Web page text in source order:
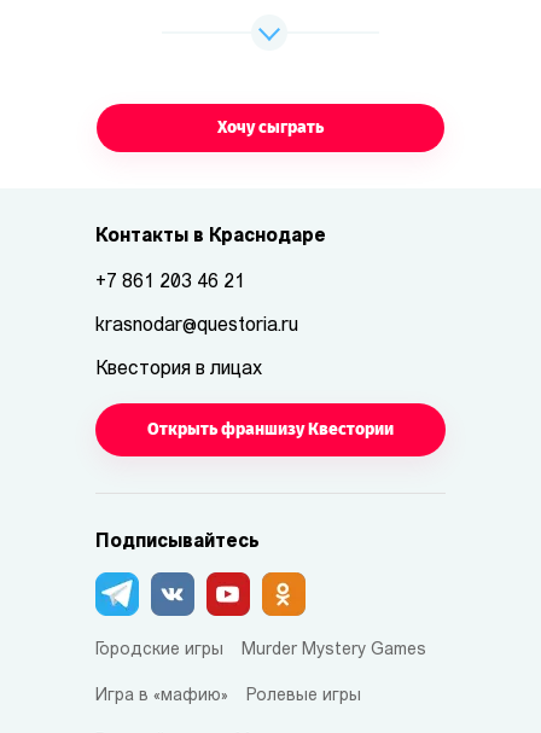
Хочу сыграть
Контакты в Краснодаре
+7 861 203 46 21
krasnodar@questoria.ru
Квестория в лицах
Открыть франшизу Квестории
Подписывайтесь
Городские игры Murder Mystery Games
Игра в «мафию» Ролевые игры